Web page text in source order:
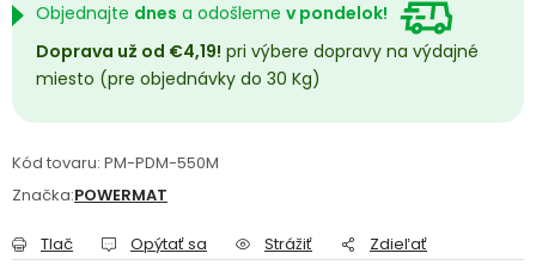
Objednajte dnes a odošleme v pondelok!
Doprava už od €4,19! pri výbere dopravy na výdajné
miesto (pre objednávky do 30 Kg)
Kód tovaru: PM-PDM-550M
Značka:POWERMAT
Tlač Opýtať sa Strážiť Zdieľať